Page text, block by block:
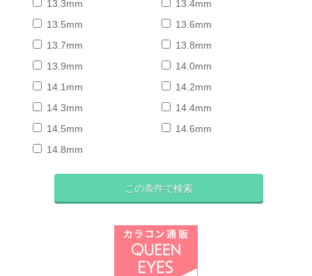
13.3mm
13.4mm
13.5mm
13.6mm
13.7mm
13.8mm
13.9mm
14.0mm
14.1mm
14.2mm
14.3mm
14.4mm
14.5mm
14.6mm
14.8mm